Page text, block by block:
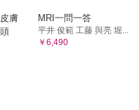
膚
MRI一問一答
平井 俊範 工藤 與亮 堀...
￥6,490